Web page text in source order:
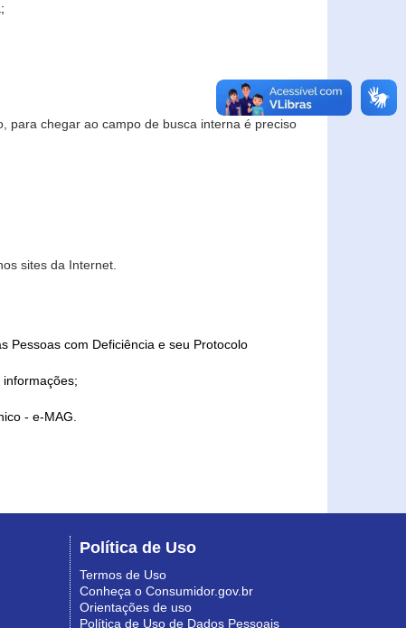
para chegar ao campo de busca interna é preciso
sites da Internet.
Pessoas com Deficiência e seu Protocolo
- e-MAG.
Política de Uso
Termos de Uso
Conheça o Consumidor.gov.br
Orientações de uso
Política de Uso de Dados Pessoais